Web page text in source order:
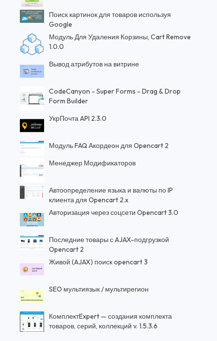
Поиск картинок для товаров используя
Google
Модуль Для Удаления Корзины, Cart Remove
1.0.0
Вывод атрибутов на витрине
CodeCanyon - Super Forms - Drag & Drop
Form Builder
УкрПочта API 2.3.0
Модуль FAQ Акордеон для Opencart 2
Менеджер Модификаторов
Автоопределение языка и валюты по IP
клиента для Opencart 2.x
Авторизация через соцсети Opencart 3.0
Последние товары с AJAX-подгрузкой
Opencart 2
Живой (AJAX) поиск opencart 3
SEO мультиязык / мультирегион
КомплектExpert — создания комплекта
товаров, серий, коллекций v. 1.5.3.6